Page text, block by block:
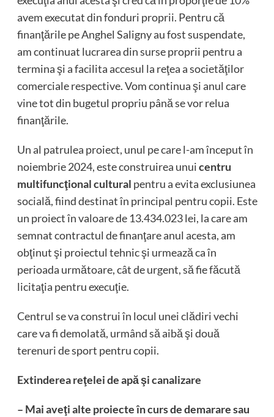
avem executat din fonduri proprii. Pentru că
finanţările pe Anghel Saligny au fost suspendate,
am continuat lucrarea din surse proprii pentru a
termina şi a facilita accesul la reţea a societăţilor
comerciale respective. Vom continua şi anul care
vine tot din bugetul propriu până se vor relua
finanţările.
Un al patrulea proiect, unul pe care l-am început în
noiembrie 2024, este construirea unuicentru
multifuncţional cultural pentru a evita exclusiunea
socială, fiind destinat în principal pentru copii. Este
un proiect în valoare de 13.434.023 lei, la care am
semnat contractul de finanţare anul acesta, am
obţinut şi proiectul tehnic şi urmează ca în
perioada următoare, cât de urgent, să fie făcută
licitaţia pentru execuţie.
Centrul se va construi în locul unei clădiri vechi
care va fi demolată, urmând să aibă şi două
terenuri de sport pentru copii.
Extinderea reţelei de apă şi canalizare
– Mai aveţi alte proiecte în curs de demarare sau